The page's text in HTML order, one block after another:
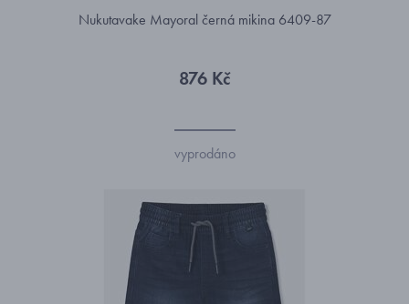
Nukutavake Mayoral černá mikina 6409-87
876 Kč
vyprodáno